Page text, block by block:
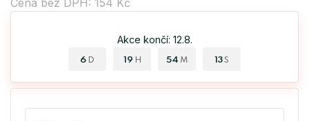
Cena bez DPH: 154 Kč
Akce končí: 12.8.
6 D 19 H 54 M 13S